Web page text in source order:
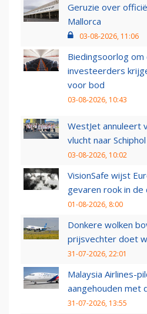
Geruzie over
Mallorca
03-08-2026, 11:06
Biedingsoorlog
investeerders
voor bod
03-08-2026, 10:43
WestJet annuleert
vlucht naar Schiphol
03-08-2026, 10:02
VisionSafe wijst
gevaren rook in de
01-08-2026, 8:00
Donkere wolken
prijsvechter doet
31-07-2026, 22:01
Malaysia Airlines-
aangehouden met
31-07-2026, 13:55